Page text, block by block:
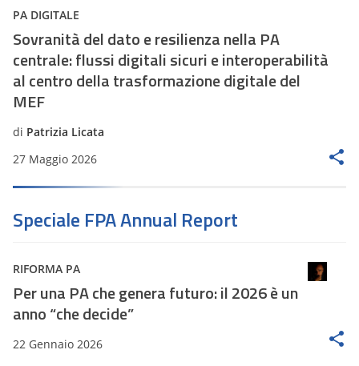
PA DIGITALE
Sovranità del dato e resilienza nella PA
centrale: flussi digitali sicuri e interoperabilità
al centro della trasformazione digitale del
MEF
di Patrizia Licata
27 Maggio 2026
Speciale FPA Annual Report
RIFORMA PA
Per una PA che genera futuro: il 2026 è un
anno “che decide”
22 Gennaio 2026